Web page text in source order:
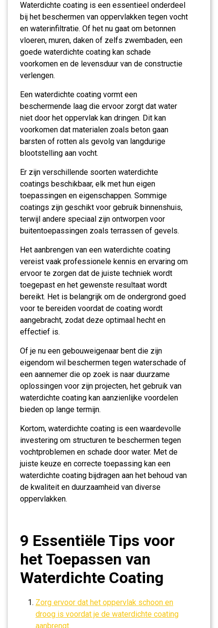
Waterdichte coating is een essentieel onderdeel
bij het beschermen van oppervlakken tegen vocht
en waterinfiltratie. Of het nu gaat om betonnen
vloeren, muren, daken of zelfs zwembaden, een
goede waterdichte coating kan schade
voorkomen en de levensduur van de constructie
verlengen.
Een waterdichte coating vormt een
beschermende laag die ervoor zorgt dat water
niet door het oppervlak kan dringen. Dit kan
voorkomen dat materialen zoals beton gaan
barsten of rotten als gevolg van langdurige
blootstelling aan vocht.
Er zijn verschillende soorten waterdichte
coatings beschikbaar, elk met hun eigen
toepassingen en eigenschappen. Sommige
coatings zijn geschikt voor gebruik binnenshuis,
terwijl andere speciaal zijn ontworpen voor
buitentoepassingen zoals terrassen of gevels.
Het aanbrengen van een waterdichte coating
vereist vaak professionele kennis en ervaring om
ervoor te zorgen dat de juiste techniek wordt
toegepast en het gewenste resultaat wordt
bereikt. Het is belangrijk om de ondergrond goed
voor te bereiden voordat de coating wordt
aangebracht, zodat deze optimaal hecht en
effectief is.
Of je nu een gebouweigenaar bent die zijn
eigendom wil beschermen tegen waterschade of
een aannemer die op zoek is naar duurzame
oplossingen voor zijn projecten, het gebruik van
waterdichte coating kan aanzienlijke voordelen
bieden op lange termijn.
Kortom, waterdichte coating is een waardevolle
investering om structuren te beschermen tegen
vochtproblemen en schade door water. Met de
juiste keuze en correcte toepassing kan een
waterdichte coating bijdragen aan het behoud van
de kwaliteit en duurzaamheid van diverse
oppervlakken.
9 Essentiële Tips voor
het Toepassen van
Waterdichte Coating
Zorg ervoor dat het oppervlak schoon en
droog is voordat je de waterdichte coating
aanbrengt.